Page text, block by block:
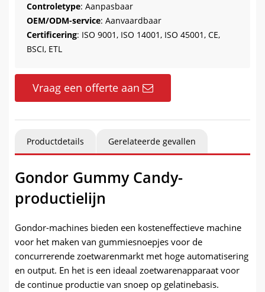
Controletype: Aanpasbaar
OEM/ODM-service: Aanvaardbaar
Certificering: ISO 9001, ISO 14001, ISO 45001, CE,
BSCI, ETL
Vraag een offerte aan
Productdetails Gerelateerde gevallen
Gondor Gummy Candy-
productielijn
Gondor-machines bieden een kosteneffectieve machine
voor het maken van gummiesnoepjes voor de
concurrerende zoetwarenmarkt met hoge automatisering
en output. En het is een ideaal zoetwarenapparaat voor
de continue productie van snoep op gelatinebasis.